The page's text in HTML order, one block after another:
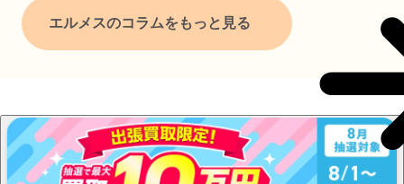
アイテムの制作・販売に転じます。
こうしてファッションブランドとして生まれ変わったエルメス
は、1920年に初のファスナー付きバッグ「ブガッティ」をは
じめ、後世に残る名作やその原型となるアイテムを手がけてい
その後は時計の制作にも乗り出し、また1937年には90cm四方
のスカーフ「カレ」を制作。
こうして多岐にわたる種類のアイテムを手がけ、世に発信して
エルメスのコラムをもっと見る